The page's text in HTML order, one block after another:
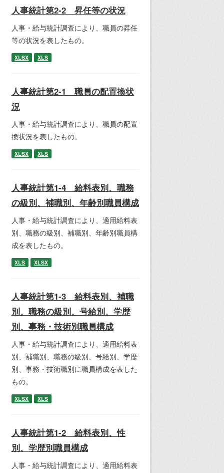
人事統計第2-2 昇任等の状況
人事・給与統計調査により、職員の昇任
等の状況を表したもの。
XLSX XLS
人事統計第2-1 職員の配置換状
況
人事・給与統計調査により、職員の配置
換状況を表したもの。
XLSX XLS
人事統計第1-4 給料表別、職務
の級別、補職別、年齢別職員構成
人事・給与統計調査により、適用給料表
別、職務の級別、補職別、年齢別職員構
成を表したもの。
XLS XLSX
人事統計第1-3 給料表別、補職
別、職務の級別、号給別、学歴
別、事務・技術別職員構成
人事・給与統計調査により、適用給料表
別、補職別、職務の級別、号給別、学歴
別、事務・技術職別に職員構成を表した
もの。
XLSX XLS
人事統計第1-2 給料表別、性
別、学歴別職員構成
人事・給与統計調査により、適用給料表